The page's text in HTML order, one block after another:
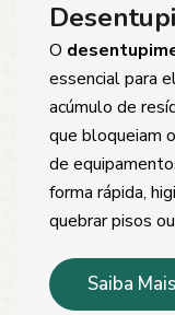
O
essencial para
acúmulo de
que bloqueiam
de
forma rápida,
quebrar pisos
Saiba Mais